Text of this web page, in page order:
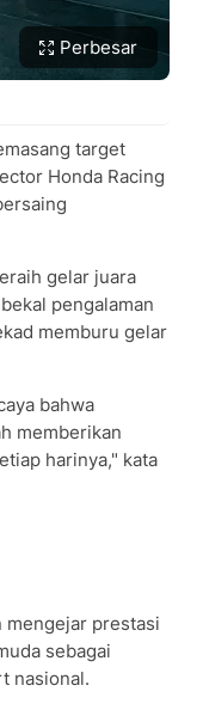
Perbesar
target
Honda Racing
gelar juara
pengalaman
memburu gelar
bahwa
memberikan
harinya," kata
mengejar prestasi
sebagai
nasional.